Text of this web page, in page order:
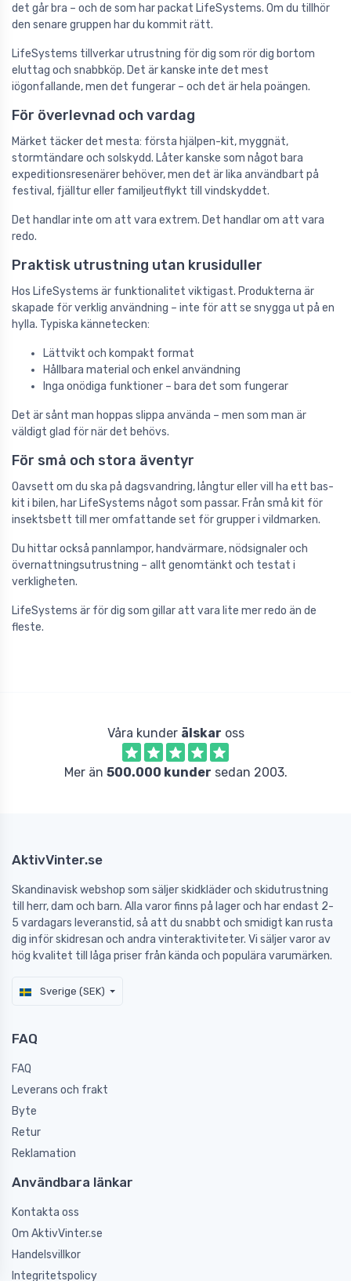
det går bra – och de som har packat LifeSystems. Om du tillhör
den senare gruppen har du kommit rätt.
LifeSystems tillverkar utrustning för dig som rör dig bortom
eluttag och snabbköp. Det är kanske inte det mest
iögonfallande, men det fungerar – och det är hela poängen.
För överlevnad och vardag
Märket täcker det mesta: första hjälpen-kit, myggnät,
stormtändare och solskydd. Låter kanske som något bara
expeditionsresenärer behöver, men det är lika användbart på
festival, fjälltur eller familjeutflykt till vindskyddet.
Det handlar inte om att vara extrem. Det handlar om att vara
redo.
Praktisk utrustning utan krusiduller
Hos LifeSystems är funktionalitet viktigast. Produkterna är
skapade för verklig användning – inte för att se snygga ut på en
hylla. Typiska kännetecken:
Lättvikt och kompakt format
Hållbara material och enkel användning
Inga onödiga funktioner – bara det som fungerar
Det är sånt man hoppas slippa använda – men som man är
väldigt glad för när det behövs.
För små och stora äventyr
Oavsett om du ska på dagsvandring, långtur eller vill ha ett bas-
kit i bilen, har LifeSystems något som passar. Från små kit för
insektsbett till mer omfattande set för grupper i vildmarken.
Du hittar också pannlampor, handvärmare, nödsignaler och
övernattningsutrustning – allt genomtänkt och testat i
verkligheten.
LifeSystems är för dig som gillar att vara lite mer redo än de
fleste.
Våra kunder älskar oss
Mer än 500.000 kunder sedan 2003.
AktivVinter.se
Skandinavisk webshop som säljer skidkläder och skidutrustning
till herr, dam och barn. Alla varor finns på lager och har endast 2-
5 vardagars leveranstid, så att du snabbt och smidigt kan rusta
dig inför skidresan och andra vinteraktiviteter. Vi säljer varor av
hög kvalitet till låga priser från kända och populära varumärken.
Sverige (SEK)
FAQ
FAQ
Leverans och frakt
Byte
Retur
Reklamation
Användbara länkar
Kontakta oss
Om AktivVinter.se
Handelsvillkor
Integritetspolicy